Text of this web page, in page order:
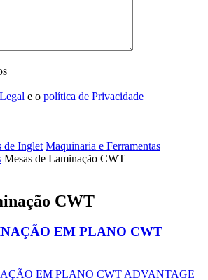
e o política de Privacidade
de Inglet Maquinaria e Ferramentas
Mesas de Laminação CWT
CWT
EM PLANO CWT